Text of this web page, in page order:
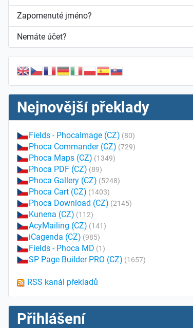
Zapomenuté jméno?
Nemáte účet?
Nejnovější překlady
Fields - PhocaImage (CZ) (80)
Phoca Commander (CZ) (729)
Phoca Maps (CZ) (1349)
Phoca PDF (CZ) (89)
Phoca Gallery (CZ) (5248)
Phoca Cart (CZ) (1403)
Phoca Download (CZ) (2145)
Kunena (CZ) (112)
AcyMailing (CZ) (141)
iCagenda (CZ) (985)
Fields - Phoca MD (1)
SP Page Builder PRO (CZ) (1657)
RSS kanál překladů
Přihlášení